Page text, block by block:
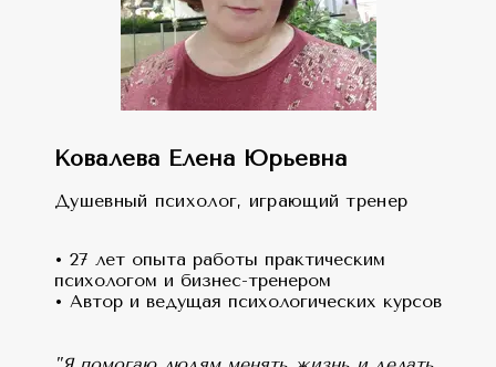
Ковалева Елена Юрьевна
Душевный психолог, играющий тренер
• 27 лет опыта работы практическим
психологом и бизнес-тренером
• Автор и ведущая психологических курсов